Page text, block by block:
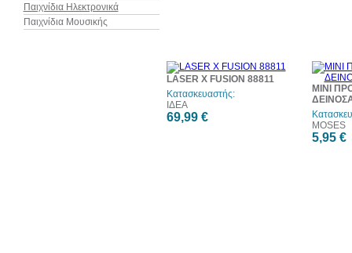
Παιχνίδια Ηλεκτρονικά
Παιχνίδια Μουσικής
LASER X FUSION 88811
Κατασκευαστής:
ΙΔΕΑ
69,99 €
ΜΙΝΙ
MOSES
5,95 €